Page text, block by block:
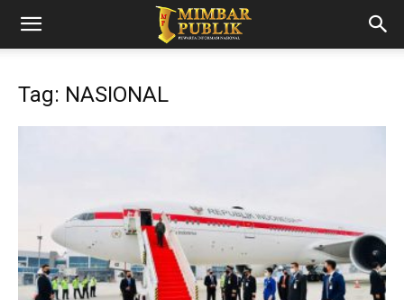
Tag: NASIONAL